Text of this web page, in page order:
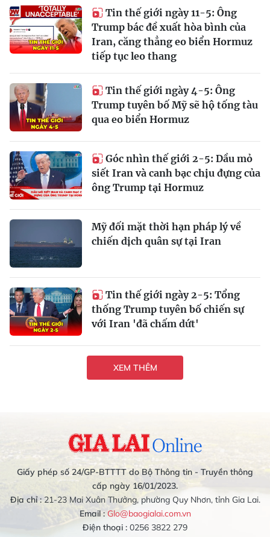
Tin thế giới ngày 11-5: Ông
Trump bác đề xuất hòa bình của
Iran, căng thẳng eo biển Hormuz
tiếp tục leo thang
Tin thế giới ngày 4-5: Ông
Trump tuyên bố Mỹ sẽ hộ tống tàu
qua eo biển Hormuz
Góc nhìn thế giới 2-5: Dầu mỏ
siết Iran và canh bạc chịu đựng của
ông Trump tại Hormuz
Mỹ đối mặt thời hạn pháp lý về
chiến dịch quân sự tại Iran
Tin thế giới ngày 2-5: Tổng
thống Trump tuyên bố chiến sự
với Iran 'đã chấm dứt'
XEM THÊM
Giấy phép số 24/GP-BTTTT do Bộ Thông tin - Truyền thông
cấp ngày 16/01/2023.
Địa chỉ :21-23 Mai Xuân Thưởng, phường Quy Nhơn, tỉnh Gia Lai.
Email : Glo@baogialai.com.vn
Điện thoại : 0256 3822 279